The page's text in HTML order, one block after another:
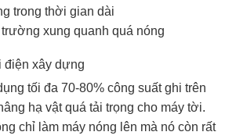
trong thời gian dài
xung quanh quá nóng
xây dựng
tối đa 70-80% công suất ghi trên
hạ vật quá tải trọng cho máy tời.
chỉ làm máy nóng lên mà nó còn rất